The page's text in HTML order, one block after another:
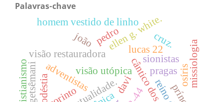
Palavras-chave
davi
visão restauradora
visão utópica
sionistas
adventistas
corinto
modéstia
pragas
lucas 22
ellen g. white.
pedro
homem vestido de linho
getsêmani
cristianismo osíris
cruz.
joão missiologia